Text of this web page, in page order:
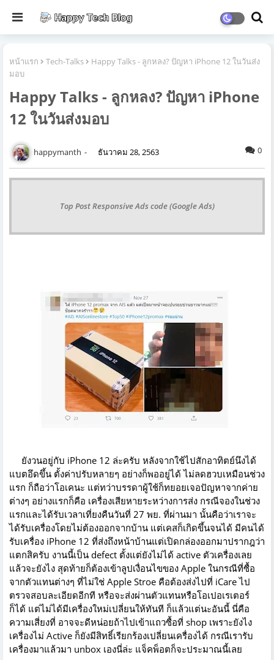
หน้าแรก Tech-Talks
Happy Talks - ลูกหลง? ปัญหา iPhone 12 ในวันส่ง
มอบ
Happy Talks - ลูกหลง? ปัญหา iPhone
12 ในวันส่งมอบ
happymanth ธันวาคม 28, 2563 0
Top Post Responsive Ads code (Google Ads)
ยังวนอยู่กับ iPhone 12 ล่ะครับ หลังจากใช้ไปสักอาทิตย์นึงได้
แบตอึดขึ้น ตั้งค่าปรับหลายๆ อย่างก็พออยู่ได้ ไม่ลดฮวบเหมือนช่วง
แรก ก็ถือว่าโอเคนะ แต่ทว่าบรรดาผู้ใช้ก็ทยอยเจอปัญหาจากค่าย
ต่างๆ อย่างแรกก็คือ เครื่องเสียหายระหว่างการส่ง กรณีจองในช่วง
แรกและได้รับเวลาเที่ยงคืนวันที่ 27 พย. ที่ผ่านมา นั้นคือว่าเราจะ
ได้รับเครื่องโดยไม่ต้องออกจากบ้าน แต่เคสก็เกิดขึ้นจนได้ มีคนได้
รับเครื่อง iPhone 12 ที่ส่งถึงหน้าบ้านแต่เปิดกล่องออกมาปรากฎว่า
แตกสิครับ งานนี้เป็น defect ตั้งแต่ยังไม่ได้ active ตัวเครื่องเลย
แล้วจะยังไง สุดท้ายก็ต้องเข้าลูปเงื่อนไขของ Apple ในกรณีที่ซื้อ
จากตัวแทนต่างๆ ที่ไม่ใช่ Apple Stroe คือต้องส่งไปที่ iCare ไป
ตรวจสอบละเอียดอีกที หรือจะส่งผ่านตัวแทนหรือโอเปอเรเตอร์
ก็ได้ แต่ไม่ได้มีเครื่องใหม่เปลี่ยนให้ทันที ก็แล้วแต่นะอันนี้ นี่คือ
ความเสี่ยงที่ อาจจะดีหน่อยถ้าไปเข้าแถวซื้อที่ shop เพราะยังไง
เครื่องไม่ Active ก็ยังมีสิทธิ์เรียกร้องเปลี่ยนเครื่องได้ กรณีเรารับ
เครื่องมาแล้วมา unbox เองนี่ล่ะ แจ็คพ็อตก็จะประมาณนี้เลย